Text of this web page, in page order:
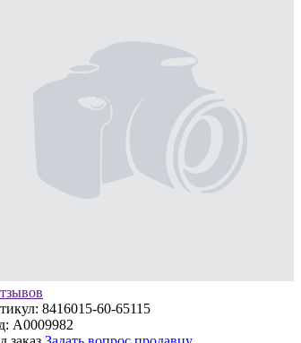
8416015-60-65115
A0009982